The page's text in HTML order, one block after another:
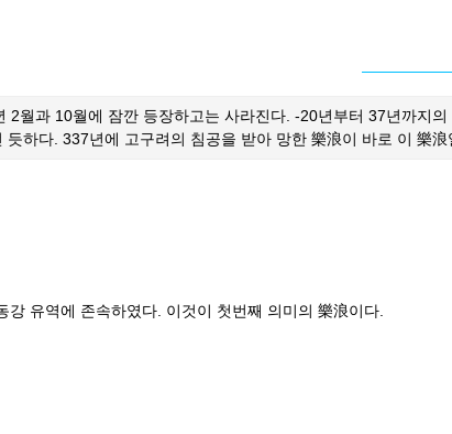
과 10월에 잠깐 등장하고는 사라진다. -20년부터 37년까지의
하다. 337년에 고구려의 침공을 받아 망한 樂浪이 바로 이 樂浪
유역에 존속하였다. 이것이 첫번째 의미의 樂浪이다.